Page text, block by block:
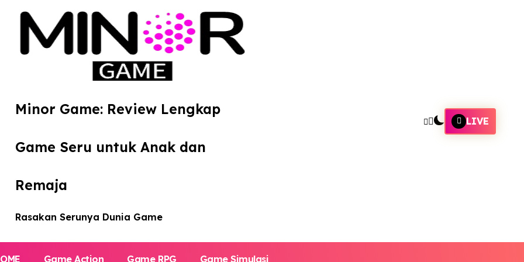
Minor Game: Review Lengkap
Game Seru untuk Anak dan
Remaja
Rasakan Serunya Dunia Game
LIVE
Game Action Game RPG Game Simulasi